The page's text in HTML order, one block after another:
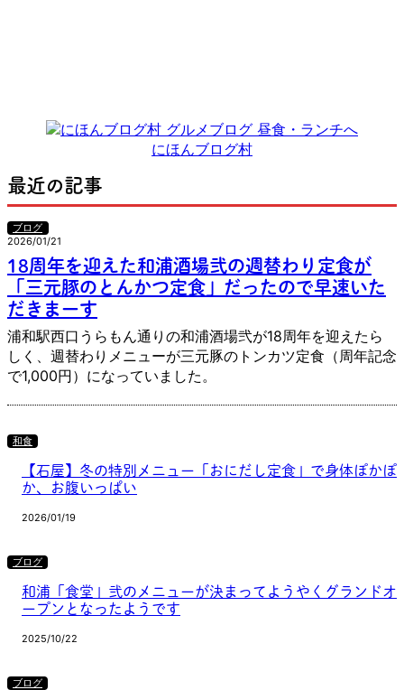
にほんブログ村
最近の記事
ブログ
2026/01/21
18周年を迎えた和浦酒場弐の週替わり定食が
「三元豚のとんかつ定食」だったので早速いた
だきまーす
浦和駅西口うらもん通りの和浦酒場弐が18周年を迎えたら
しく、週替わりメニューが三元豚のトンカツ定食（周年記念
で1,000円）になっていました。
和食
【石屋】冬の特別メニュー「おにだし定食」で身体ぽかぽ
か、お腹いっぱい
2026/01/19
ブログ
和浦「食堂」弐のメニューが決まってようやくグランドオ
ープンとなったようです
2025/10/22
ブログ